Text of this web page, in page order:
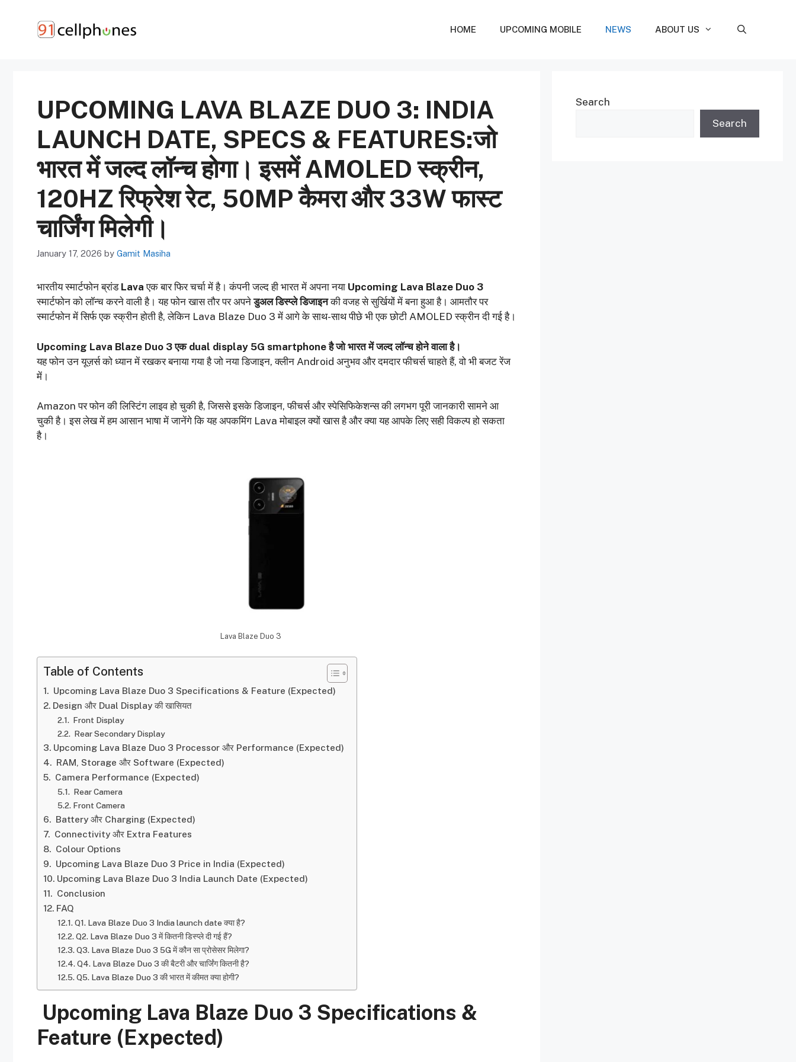
HOME UPCOMING MOBILE NEWS ABOUT US
UPCOMING LAVA BLAZE DUO 3: INDIA
LAUNCH DATE, SPECS & FEATURES:जो
भारत में जल्द लॉन्च होगा। इसमें AMOLED स्क्रीन,
120HZ रिफ्रेश रेट, 50MP कैमरा और 33W फास्ट
चार्जिंग मिलेगी।
January 17, 2026 by Gamit Masiha
भारतीय स्मार्टफोन ब्रांड Lava एक बार फिर चर्चा में है। कंपनी जल्द ही भारत में अपना नया Upcoming Lava Blaze Duo 3
स्मार्टफोन को लॉन्च करने वाली है। यह फोन खास तौर पर अपनेडुअल डिस्प्ले डिजाइनकी वजह से सुर्खियों में बना हुआ है। आमतौर पर
स्मार्टफोन में सिर्फ एक स्क्रीन होती है, लेकिन Lava Blaze Duo 3 में आगे के साथ-साथ पीछे भी एक छोटी AMOLED स्क्रीन दी गई है।
Upcoming Lava Blaze Duo 3 एक dual display 5G smartphone है जो भारत में जल्द लॉन्च होने वाला है।
यह फोन उन यूज़र्स को ध्यान में रखकर बनाया गया है जो नया डिजाइन, क्लीन Android अनुभव और दमदार फीचर्स चाहते हैं, वो भी बजट रेंज
में।
Amazon पर फोन की लिस्टिंग लाइव हो चुकी है, जिससे इसके डिजाइन, फीचर्स और स्पेसिफिकेशन्स की लगभग पूरी जानकारी सामने आ
चुकी है। इस लेख में हम आसान भाषा में जानेंगे कि यह अपकमिंग Lava मोबाइल क्यों खास है और क्या यह आपके लिए सही विकल्प हो सकता
है।
Lava Blaze Duo 3
Table of Contents
Upcoming Lava Blaze Duo 3 Specifications & Feature (Expected)
Design और Dual Display की खासियत
Front Display
Rear Secondary Display
Upcoming Lava Blaze Duo 3 Processor और Performance (Expected)
RAM, Storage और Software (Expected)
Camera Performance (Expected)
Rear Camera
Front Camera
Battery और Charging (Expected)
Connectivity और Extra Features
Colour Options
Upcoming Lava Blaze Duo 3 Price in India (Expected)
Upcoming Lava Blaze Duo 3 India Launch Date (Expected)
Conclusion
FAQ
Q1. Lava Blaze Duo 3 India launch date क्या है?
Q2. Lava Blaze Duo 3 में कितनी डिस्प्ले दी गई हैं?
Q3. Lava Blaze Duo 3 5G में कौन सा प्रोसेसर मिलेगा?
Q4. Lava Blaze Duo 3 की बैटरी और चार्जिंग कितनी है?
Q5. Lava Blaze Duo 3 की भारत में कीमत क्या होगी?
Upcoming Lava Blaze Duo 3 Specifications &
Feature (Expected)
Search
Search